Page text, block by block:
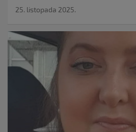
25. listopada 2025.